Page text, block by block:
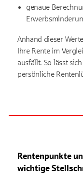
genaue
Anhand dieser
Ihre Rente im
ausfällt. So lässt
persönliche
Rentenpunkte
wichtige